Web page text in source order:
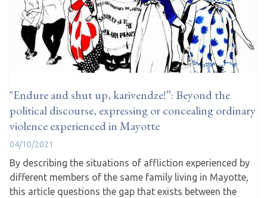
"Endure and shut up, karivendze!”: Beyond the
political discourse, expressing or concealing ordinary
violence experienced in Mayotte
04/10/2021
By describing the situations of affliction experienced by
different members of the same family living in Mayotte,
this article questions the gap that exists between the